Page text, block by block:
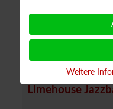
Klatschmohn
Lady Sou & Mr.
2011, 2014
Limehouse
Weitere